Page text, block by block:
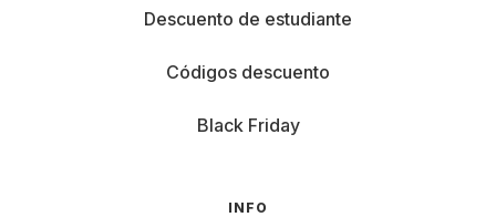
Descuento de estudiante
Códigos descuento
Black Friday
INFO